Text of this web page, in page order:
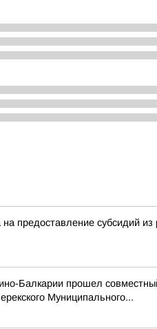
предоставление субсидий
Балкарии прошел
Муниципального...